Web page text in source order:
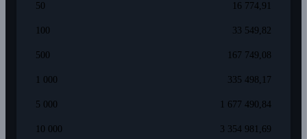
50 16 774,91
100 33 549,82
500 167 749,08
1 000 335 498,17
5 000 1 677 490,84
10 000 3 354 981,69